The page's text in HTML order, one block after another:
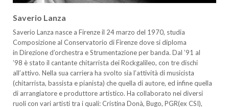
Saverio Lanza
Saverio Lanza nasce a Firenze il 24 marzo del 1970, studia
Composizione al Conservatorio di Firenze dove si diploma
in Direzione d’orchestra e Strumentazione per banda. Dal ’91 al
’98 è stato il cantante chitarrista dei Rockgalileo, con tre dischi
all’attivo. Nella sua carriera ha svolto sia l’attività di musicista
(chitarrista, bassista e pianista) che quella di autore, ed infine quella
di arrangiatore e produttore artistico. Ha collaborato nei diversi
ruoli con vari artisti tra i quali: Cristina Donà, Bugo, PGR(ex CSI),